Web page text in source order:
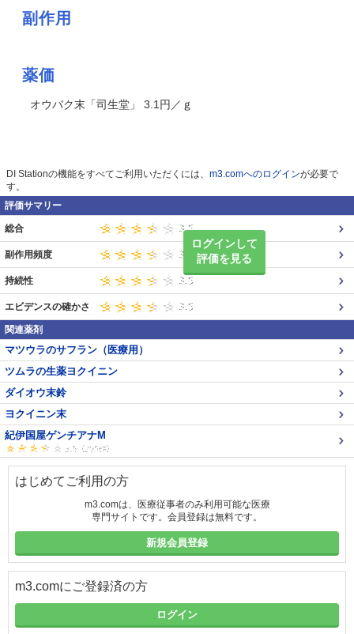
副作用
薬価
オウバク末「司生堂」 3.1円／ｇ
DI Stationの機能をすべてご利用いただくには、 m3.comへのログインが必要で
す。
評価サマリー
ログインして
評価を見る
総合
副作用頻度
持続性
エビデンスの確かさ
関連薬剤
マツウラのサフラン（医療用）
ツムラの生薬ヨクイニン
ダイオウ末鈴
ヨクイニン末
紀伊国屋ゲンチアナM
はじめてご利用の方
m3.comは、医療従事者のみ利用可能な医療
専門サイトです。会員登録は無料です。
新規会員登録
m3.comにご登録済の方
ログイン